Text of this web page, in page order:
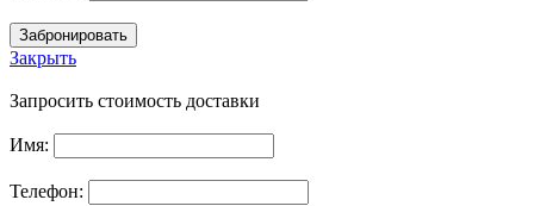
Закрыть
Запросить стоимость доставки
Имя:
Телефон: